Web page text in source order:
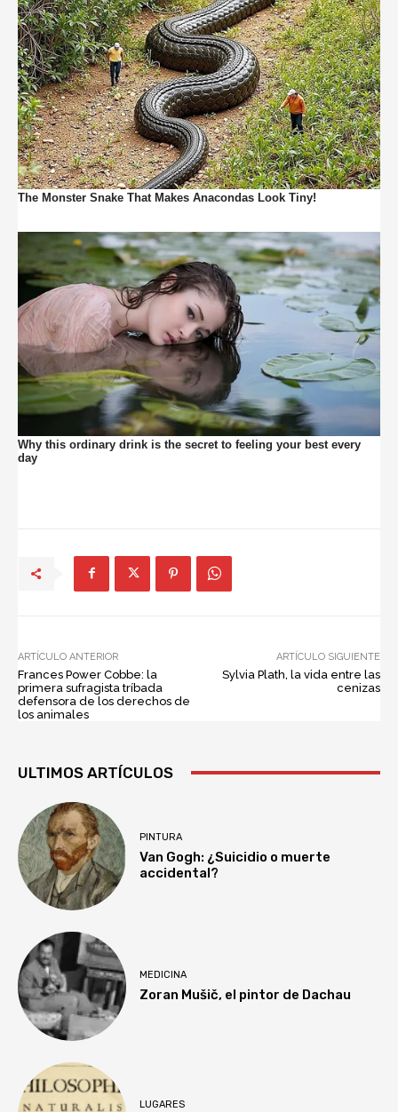
ARTÍCULO ANTERIOR
Frances Power Cobbe: la
primera sufragista tríbada
defensora de los derechos de
los animales
ARTÍCULO SIGUIENTE
Sylvia Plath, la vida entre las
cenizas
ULTIMOS ARTÍCULOS
PINTURA
Van Gogh: ¿Suicidio o muerte
accidental?
MEDICINA
Zoran Mušič, el pintor de Dachau
LUGARES